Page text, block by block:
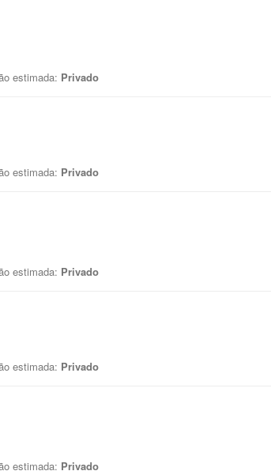
estimada: Privado
estimada: Privado
estimada: Privado
estimada: Privado
estimada: Privado